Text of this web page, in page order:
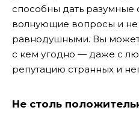
способны дать
волнующие вопросы и
равнодушными. Вы
с кем угодно — даже с
репутацию странных и
Не столь